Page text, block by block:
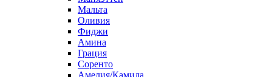
Мальта
Оливия
Фиджи
Амина
Грация
Соренто
Амелия/Камила